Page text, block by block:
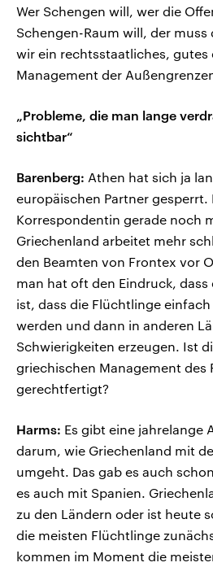
Wer Schengen will, wer die
Schengen-Raum will, der
wir ein rechtsstaatliches, gutes
Management der
„Probleme, die man lange
sichtbar“
Barenberg: Athen hat sich ja
europäischen Partner gesperrt.
Korrespondentin gerade noch
Griechenland arbeitet mehr
den Beamten von Frontex vor
man hat oft den Eindruck, dass
ist, dass die Flüchtlinge
werden und dann in anderen
Schwierigkeiten erzeugen. Ist
griechischen Management des
gerechtfertigt?
Harms: Es gibt eine jahrelange
darum, wie Griechenland mit
umgeht. Das gab es auch
es auch mit Spanien.
zu den Ländern oder ist heute
die meisten Flüchtlinge
kommen im Moment die